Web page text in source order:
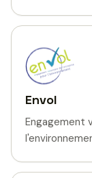
Envol
Engagement